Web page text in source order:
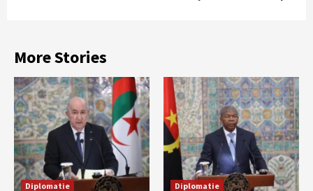
More Stories
Diplomatie Diplomatie